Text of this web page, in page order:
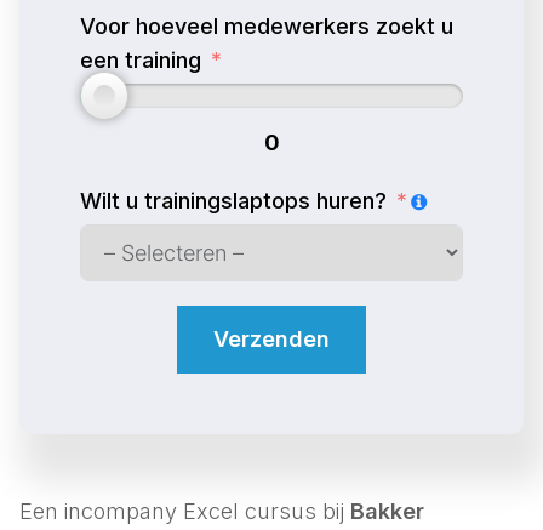
Voor hoeveel medewerkers zoekt u
een training
0
Wilt u trainingslaptops huren?
Verzenden
Een incompany Excel cursus bij Bakker